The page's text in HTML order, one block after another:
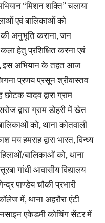
“मिशन शक्ति” चलाया
एवं बालिकाओं को
की अनुभूति कराना, जन
हेतु प्रशिक्षित करना एवं
इस अभियान के तहत आज
प्रणय प्रसून श्रीवास्तव
छोटक यादव द्वारा ग्राम
द्वारा ग्राम डोहरी में खेत
को, थाना कोतवाली
मय हमराह द्वारा भारत, विन्ध्य
बालिकाओं को, थाना
गांधी आवासीय विद्यालय
पाण्डेय चौकी प्रभारी
में, थाना अहरौरा एंटी
एकेडमी कोचिंग सेंटर में